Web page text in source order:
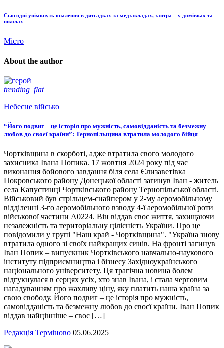
Сьогодні увімкнуть опалення в дитсадках та медзакладах, завтра – у домівках та
школах
Місто
About the author
trending_flat
Небесне військо
“Його подвиг – це історія про мужність, самовідданість та безмежну
любов до своєї країни”: Тернопільщина втратила молодого бійця
Чортківщина в скорботі, адже втратила свого молодого
захисника Івана Попика. 17 жовтня 2024 року під час
виконання бойового завдання біля села Єлизаветівка
Покровського району Донецької області загинув Іван - житель
села Капустинці Чортківського району Тернопільської області.
Військовий був стрільцем-снайпером у 2-му аеромобільному
відділенні 3-го аеромобільного взводу 4-ї аеромобільної роти
військової частини А0224. Він віддав своє життя, захищаючи
незалежність та територіальну цілісність України. Про це
повідомили у групі "Наш край - Чортківщина". "Україна знову
втратила одного зі своїх найкращих синів. На фронті загинув
Іван Попик – випускник Чортківського навчально-наукового
інституту підприємництва і бізнесу Західноукраїнського
національного університету. Ця трагічна новина болем
відгукнулася в серцях усіх, хто знав Івана, і стала черговим
нагадуванням про жахливу ціну, яку платить наша країна за
свою свободу. Його подвиг – це історія про мужність,
самовідданість та безмежну любов до своєї країни. Іван Попик
віддав найцінніше – своє […]
Редакція Терміново 05.06.2025